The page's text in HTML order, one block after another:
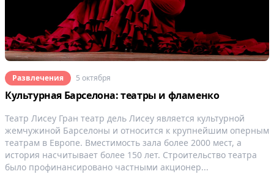
Развлечения 5 октября
Культурная Барселона: театры и фламенко
Театр Лисеу Гран театр дель Лисеу является культурной
жемчужиной Барселоны и относится к крупнейшим оперным
театрам в Европе. Вместимость зала более 2000 мест, а
история насчитывает более 150 лет. Строительство театра
было профинансировано частными акционер...